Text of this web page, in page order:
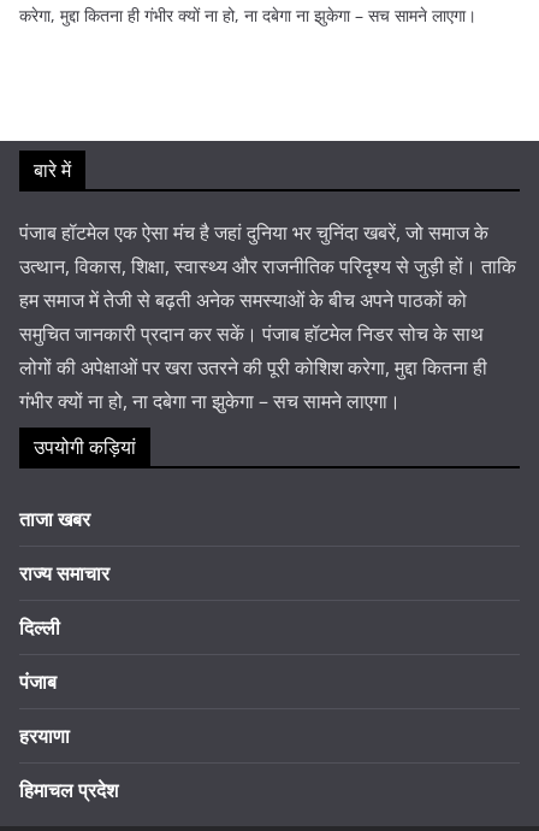
करेगा, मुद्दा कितना ही गंभीर क्यों ना हो, ना दबेगा ना झुकेगा – सच सामने लाएगा।
बारे में
पंजाब हॉटमेल एक ऐसा मंच है जहां दुनिया भर चुनिंदा खबरें, जो समाज के
उत्थान, विकास, शिक्षा, स्वास्थ्य और राजनीतिक परिदृश्य से जुड़ी हों। ताकि
हम समाज में तेजी से बढ़ती अनेक समस्याओं के बीच अपने पाठकों को
समुचित जानकारी प्रदान कर सकें। पंजाब हॉटमेल निडर सोच के साथ
लोगों की अपेक्षाओं पर खरा उतरने की पूरी कोशिश करेगा, मुद्दा कितना ही
गंभीर क्यों ना हो, ना दबेगा ना झुकेगा – सच सामने लाएगा।
उपयोगी कड़ियां
ताजा खबर
राज्य समाचार
दिल्ली
पंजाब
हरयाणा
हिमाचल प्रदेश